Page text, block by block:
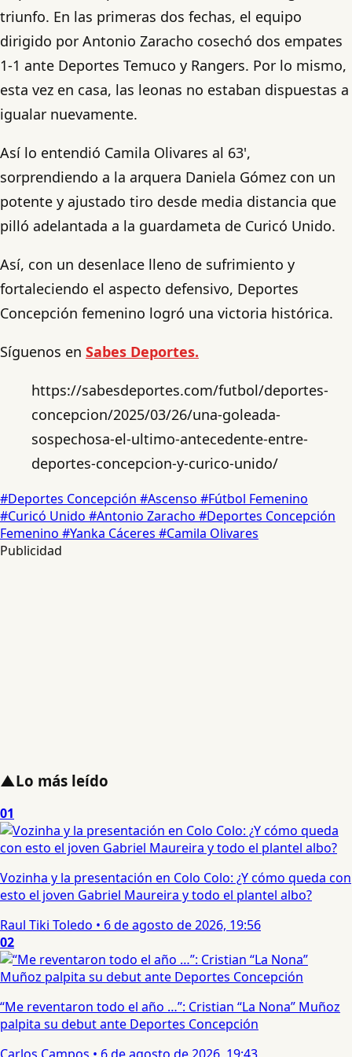
triunfo. En las primeras dos fechas, el equipo
dirigido por Antonio Zaracho cosechó dos empates
1-1 ante Deportes Temuco y Rangers. Por lo mismo,
esta vez en casa, las leonas no estaban dispuestas a
igualar nuevamente.
Así lo entendió Camila Olivares al 63',
sorprendiendo a la arquera Daniela Gómez con un
potente y ajustado tiro desde media distancia que
pilló adelantada a la guardameta de Curicó Unido.
Así, con un desenlace lleno de sufrimiento y
fortaleciendo el aspecto defensivo, Deportes
Concepción femenino logró una victoria histórica.
Síguenos en Sabes Deportes.
https://sabesdeportes.com/futbol/deportes-
concepcion/2025/03/26/una-goleada-
sospechosa-el-ultimo-antecedente-entre-
deportes-concepcion-y-curico-unido/
#Deportes Concepción #Ascenso #Fútbol Femenino
#Curicó Unido #Antonio Zaracho #Deportes Concepción
Femenino #Yanka Cáceres #Camila Olivares
Publicidad
▲Lo más leído
01
Vozinha y la presentación en Colo Colo: ¿Y cómo queda con
esto el joven Gabriel Maureira y todo el plantel albo?
Raul Tiki Toledo • 6 de agosto de 2026, 19:56
02
“Me reventaron todo el año …”: Cristian “La Nona” Muñoz
palpita su debut ante Deportes Concepción